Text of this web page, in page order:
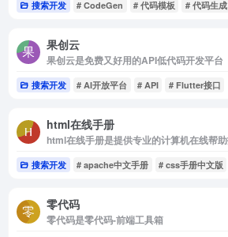
搜索开发 # CodeGen # 代码模板 # 代码生成
果创云
果创云是免费又好用的API低代码开发平台
搜索开发 # AI开放平台 # API # Flutter接口
html在线手册
搜索开发 # apache中文手册 # css手册中文版
零代码
零代码是零代码-前端工具箱